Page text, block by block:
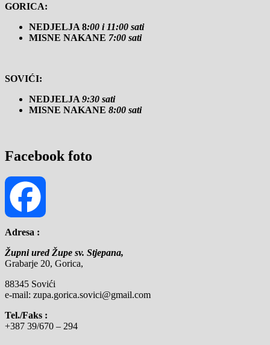
GORICA:
NEDJELJA 8:00 i 11:00 sati
MISNE NAKANE 7:00 sati
SOVIĆI:
NEDJELJA 9:30 sati
MISNE NAKANE 8:00 sati
Facebook foto
Facebook
Adresa :
Župni ured Župe sv. Stjepana,
Grabarje 20, Gorica,
88345 Sovići
e-mail: zupa.gorica.sovici@gmail.com
Tel./Faks :
+387 39/670 – 294